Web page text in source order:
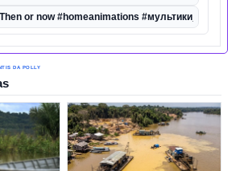
Then or now #homeanimations
DA POLLY